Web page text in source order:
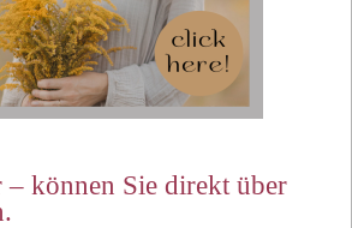
– können Sie direkt über